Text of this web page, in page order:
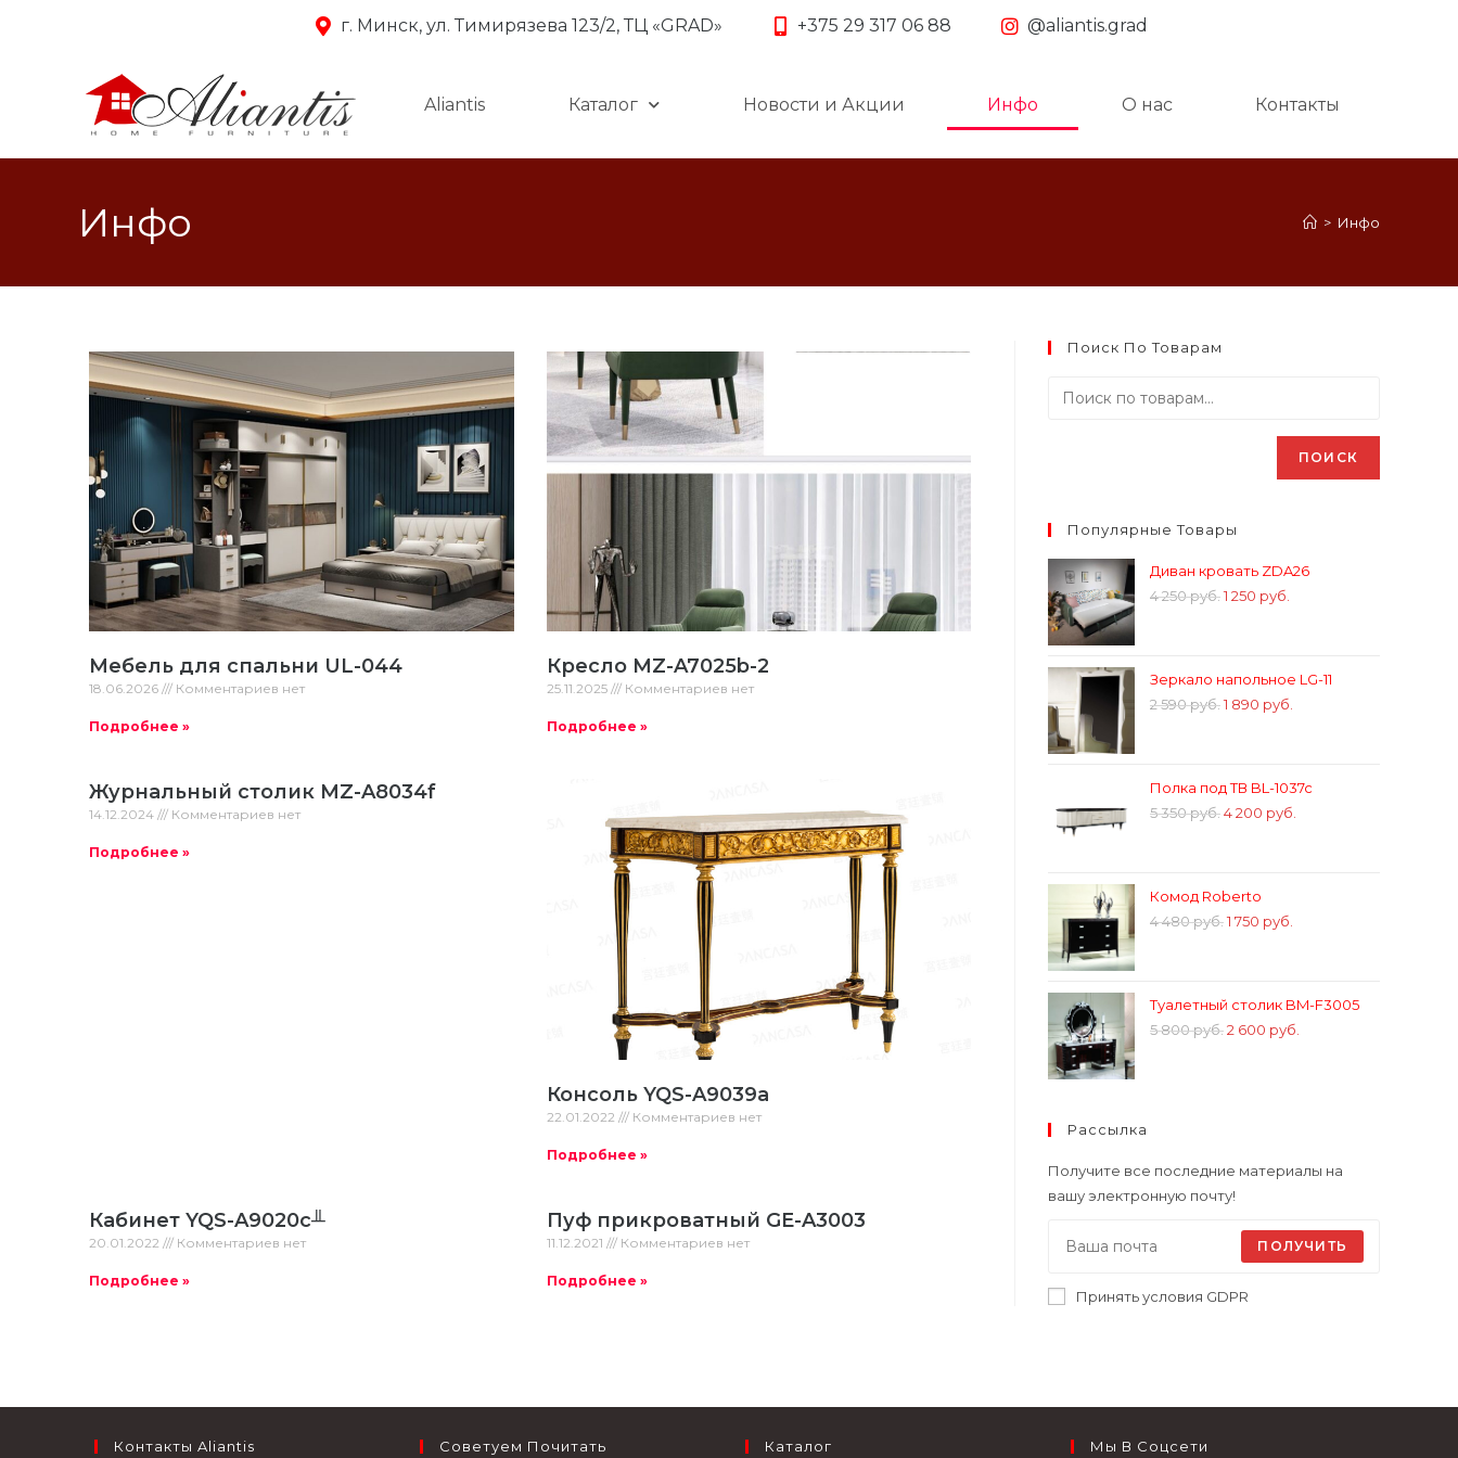
г. Минск, ул. Тимирязева 123/2, ТЦ «GRAD» +375 29 317 06 88 @aliantis.grad
Aliantis Каталог Новости и Акции Инфо О нас Контакты
Инфо > Инфо
Мебель для спальни UL-044
18.06.2026 Комментариев нет
Подробнее »
Кресло MZ-A7025b-2
25.11.2025 Комментариев нет
Подробнее »
Журнальный столик MZ-A8034f
14.12.2024 Комментариев нет
Подробнее »
Консоль YQS-A9039a
22.01.2022 Комментариев нет
Подробнее »
Кабинет YQS-A9020c╨
20.01.2022 Комментариев нет
Подробнее »
Пуф прикроватный GE-A3003
11.12.2021 Комментариев нет
Подробнее »
Поиск По Товарам
ПОИСК
Популярные Товары
Диван кровать ZDA26
4 250руб.1 250 руб.
Зеркало напольное LG-11
2 590руб.1 890 руб.
Полка под ТВ BL-1037c
5 350руб.4 200 руб.
Комод Roberto
4 480руб.1 750 руб.
Туалетный столик BM-F3005
5 800руб.2 600 руб.
Рассылка
Получите все последние материалы на
вашу электронную почту!
ПОЛУЧИТЬ
Принять условия GDPR
Контакты Aliantis Советуем Почитать Каталог Мы В Соцсети